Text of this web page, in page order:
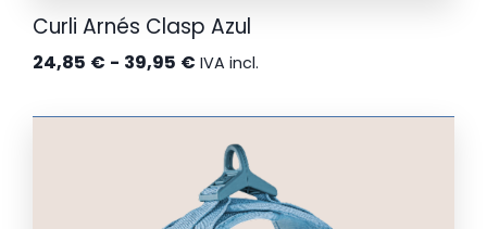
Curli Arnés Clasp Azul
24,85 € - 39,95 € Rango
precios:
desde
24,85 €
hasta
IVA incl.